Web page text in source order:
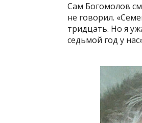
Сам Богомолов
не говорил.
тридцать. Но я
седьмой год у